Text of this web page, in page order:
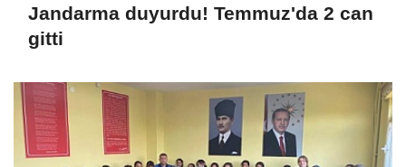
Jandarma duyurdu! Temmuz'da 2 can
gitti